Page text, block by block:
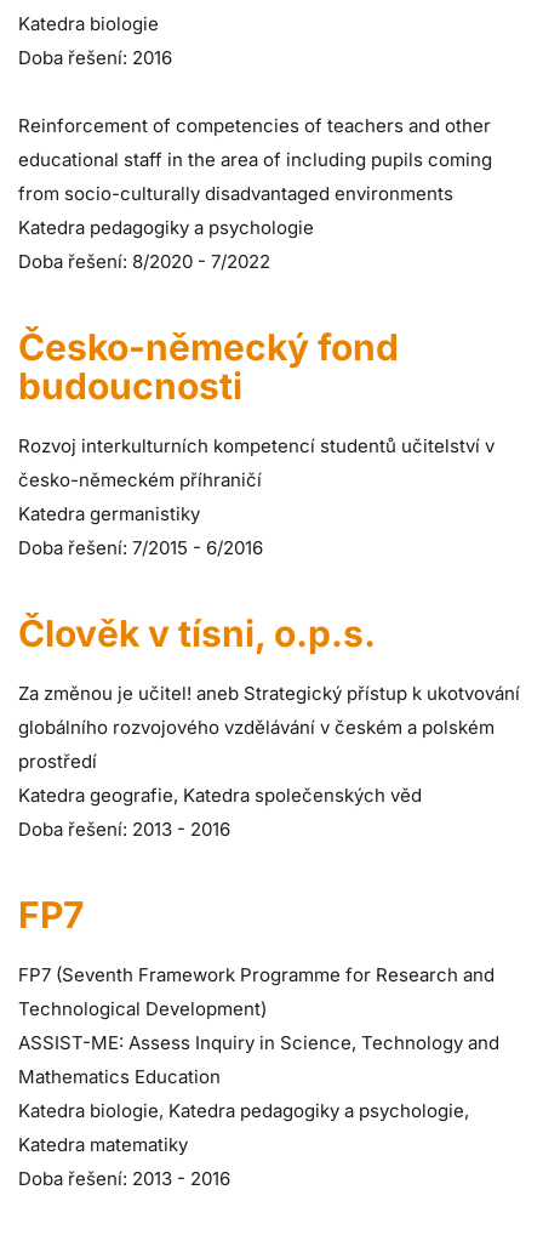
Katedra biologie
Doba řešení: 2016
Reinforcement of competencies of teachers and other
educational staff in the area of including pupils coming
from socio-culturally disadvantaged environments
Katedra pedagogiky a psychologie
Doba řešení: 8/2020 - 7/2022
Česko-německý fond
budoucnosti
Rozvoj interkulturních kompetencí studentů učitelství v
česko-německém příhraničí
Katedra germanistiky
Doba řešení: 7/2015 - 6/2016
Člověk v tísni, o.p.s.
Za změnou je učitel! aneb Strategický přístup k ukotvování
globálního rozvojového vzdělávání v českém a polském
prostředí
Katedra geografie, Katedra společenských věd
Doba řešení: 2013 - 2016
FP7
FP7 (Seventh Framework Programme for Research and
Technological Development)
ASSIST-ME: Assess Inquiry in Science, Technology and
Mathematics Education
Katedra biologie, Katedra pedagogiky a psychologie,
Katedra matematiky
Doba řešení: 2013 - 2016